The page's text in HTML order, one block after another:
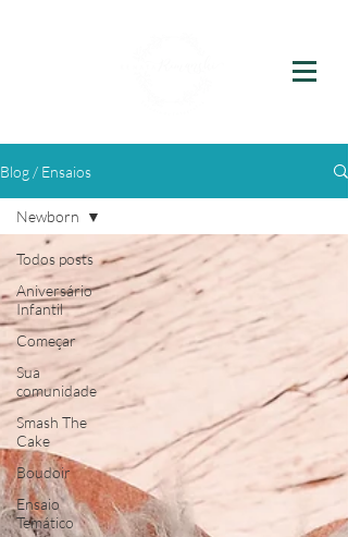
Blog / Ensaios
Todos posts
Aniversário
Infantil
Começar
Sua
comunidade
Smash The
Cake
Boudoir
Ensaio
Temático
Newborn